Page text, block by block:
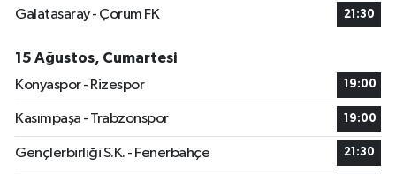
Galatasaray - Çorum FK
21:30
15 Ağustos, Cumartesi
Konyaspor - Rizespor
19:00
Kasımpaşa - Trabzonspor 19:00
Gençlerbirliği S.K. - Fenerbahçe 21:30